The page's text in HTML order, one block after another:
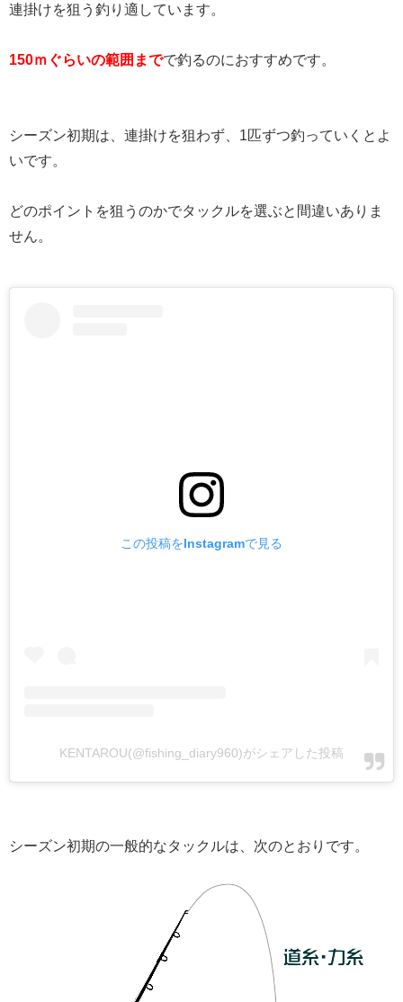
連掛けを狙う釣り適しています。
150ｍぐらいの範囲までで釣るのにおすすめです。
シーズン初期は、連掛けを狙わず、1匹ずつ釣っていくとよ
いです。
どのポイントを狙うのかでタックルを選ぶと間違いありま
せん。
この投稿をInstagramで見る
KENTAROU(@fishing_diary960)がシェアした投稿
シーズン初期の一般的なタックルは、次のとおりです。